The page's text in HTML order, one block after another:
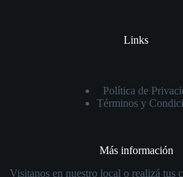
Links
Política de
Términos y
Más información
Visitanos en nuestro local o realizá tus